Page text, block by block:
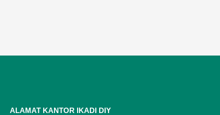
ALAMAT KANTOR IKADI DIY